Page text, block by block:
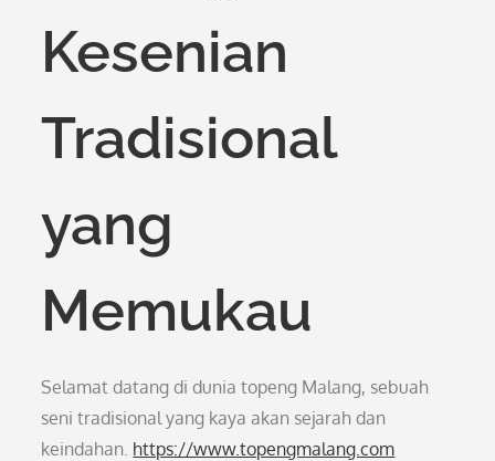
Kesenian
Tradisional
yang
Memukau
Selamat datang di dunia topeng Malang, sebuah
seni tradisional yang kaya akan sejarah dan
keindahan. https://www.topengmalang.com